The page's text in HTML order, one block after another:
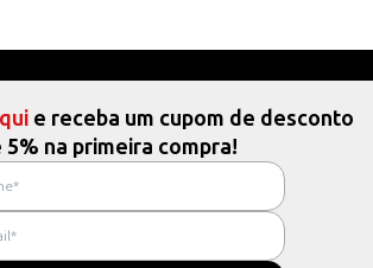
e receba um cupom de desconto
5% na primeira compra!